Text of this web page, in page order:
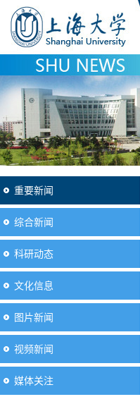
重要新闻
综合新闻
科研动态
文化信息
图片新闻
视频新闻
媒体关注